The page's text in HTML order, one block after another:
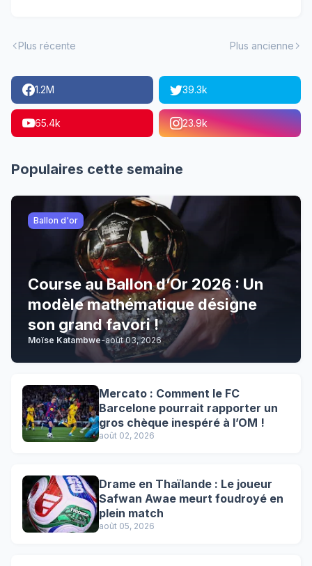
Plus récente Plus ancienne
1.2M 39.3k
65.4k 23.9k
Populaires cette semaine
Ballon d'or
Course au Ballon d’Or 2026 : Un
modèle mathématique désigne
son grand favori !
Moïse Katambwe-août 03, 2026
Mercato : Comment le FC
Barcelone pourrait rapporter un
gros chèque inespéré à l’OM !
août 02, 2026
Drame en Thaïlande : Le joueur
Safwan Awae meurt foudroyé en
plein match
août 05, 2026